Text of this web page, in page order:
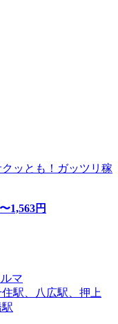
ッとも！ガッツリ稼
1,563円
マ
駅、八広駅、押上